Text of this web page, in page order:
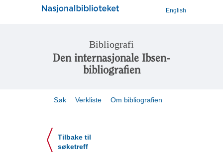
English
Bibliografi
Den internasjonale Ibsen-
bibliografien
Søk Verkliste Om bibliografien
Tilbake til
søketreff